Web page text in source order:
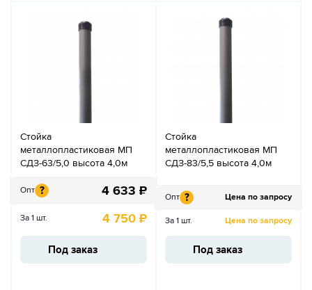
Стойка
металлопластиковая МП
СДЗ-63/5,0 высота 4,0м
Опт ? 4 633 ₽
За 1 шт. 4 750 ₽
Под заказ
Стойка
металлопластиковая МП
СДЗ-83/5,5 высота 4,0м
Опт ? Цена по запросу
За 1 шт. Цена по запросу
Под заказ